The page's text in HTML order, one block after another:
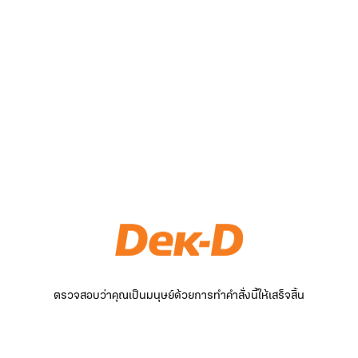
ตรวจสอบว่าคุณเป็นมนุษย์ด้วยการทำคำสั่งนี้ให้เสร็จสิ้น